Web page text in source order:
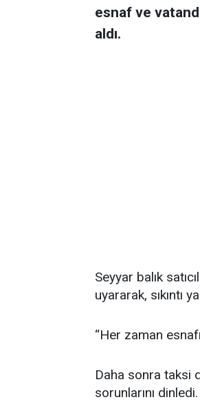
esnaf ve
aldı.
Seyyar balık
uyararak, sıkıntı
“Her zaman
Daha sonra taksi
sorunlarını